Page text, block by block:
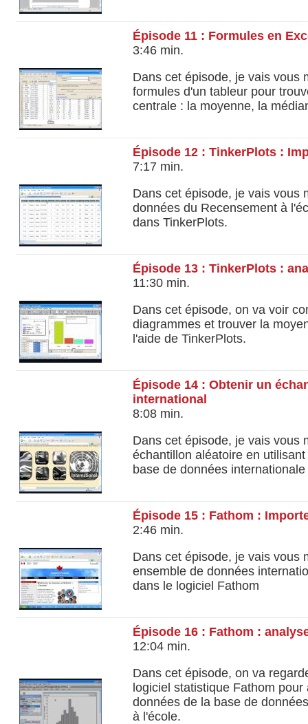
Épisode 11 : Formules en
3:46 min.
Dans cet épisode, je vais vous
formules d'un tableur pour
centrale : la moyenne, la
Épisode 12 : TinkerPlots :
7:17 min.
Dans cet épisode, je vais vous
données du Recensement à
dans TinkerPlots.
Épisode 13 : TinkerPlots :
11:30 min.
Dans cet épisode, on va voir
diagrammes et trouver la
l'aide de TinkerPlots.
Épisode 14 : Obtenir un
international
8:08 min.
Dans cet épisode, je vais vous
échantillon aléatoire en
base de données
Épisode 15 : Fathom :
2:46 min.
Dans cet épisode, je vais vous
ensemble de données
dans le logiciel Fathom
Épisode 16 : Fathom :
12:04 min.
Dans cet épisode, on va
logiciel statistique Fathom
données de la base de
à l'école.